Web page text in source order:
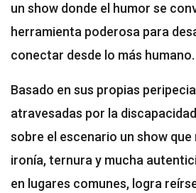
un show donde el humor se
herramienta poderosa para
conectar desde lo más humano.
Basado en sus propias
atravesadas por la
sobre el escenario un show
ironía, ternura y mucha
en lugares comunes, logra